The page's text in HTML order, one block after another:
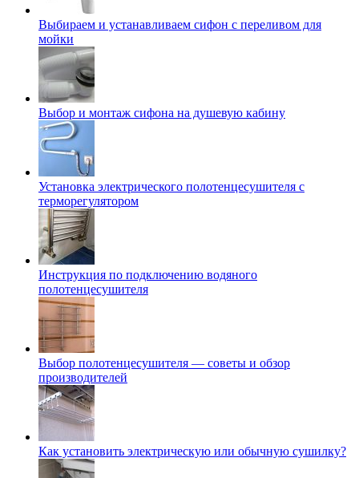
Выбираем и устанавливаем сифон с переливом для
мойки
Выбор и монтаж сифона на душевую кабину
Установка электрического полотенцесушителя с
терморегулятором
Инструкция по подключению водяного
полотенцесушителя
Выбор полотенцесушителя — советы и обзор
производителей
Как установить электрическую или обычную сушилку?